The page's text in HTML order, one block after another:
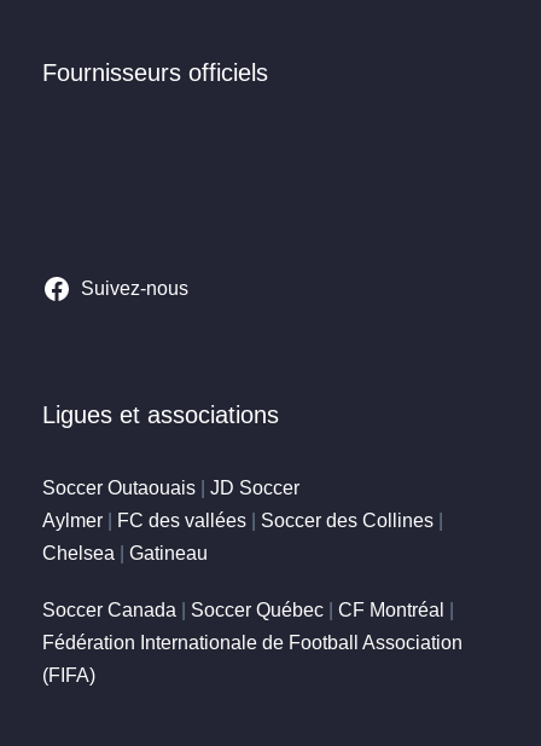
Fournisseurs officiels
Suivez-nous
Ligues et associations
Soccer Outaouais
JD Soccer
Aylmer
FC des vallées Soccer des Collines
Chelsea
Gatineau
Soccer Canada Soccer Québec CF Montréal
Fédération Internationale de Football Association
(FIFA)